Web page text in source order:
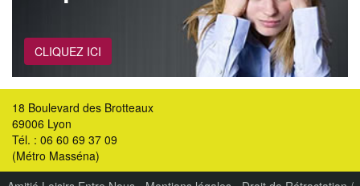
CLIQUEZ ICI
18 Boulevard des Brotteaux
69006 Lyon
Tél. : 06 60 69 37 09
(Métro Masséna)